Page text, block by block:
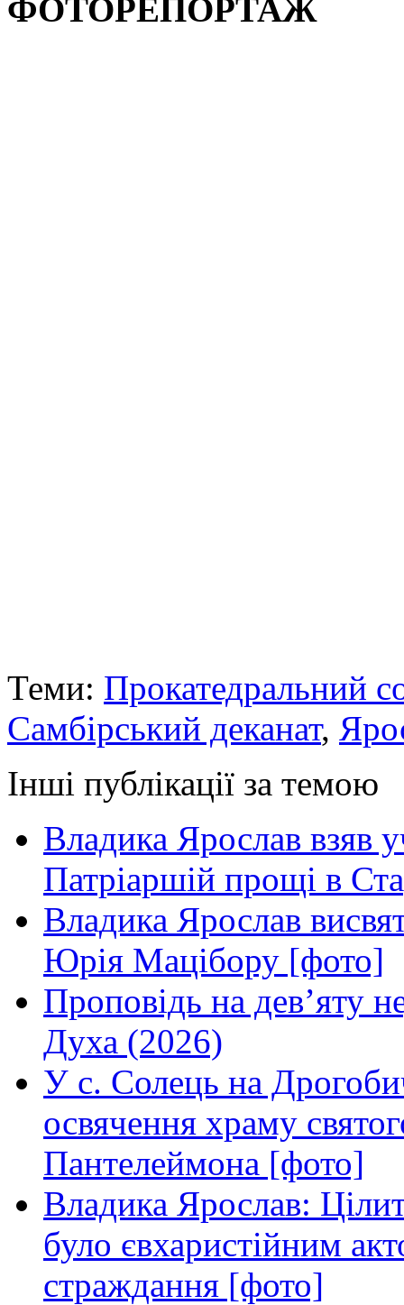
ФОТОРЕПОРТАЖ
Теми: Прокатедральний
Самбірський деканат,
Інші публікації за темою
Владика Ярослав взяв
Патріаршій прощі в
Владика Ярослав
Юрія Мацібору [фото]
Проповідь на дев’яту
Духа (2026)
У с. Солець на
освячення храму
Пантелеймона [фото]
Владика Ярослав:
було євхаристійним
страждання [фото]